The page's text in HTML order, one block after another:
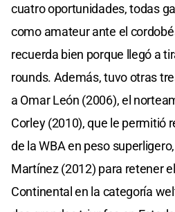
cuatro oportunidades, todas
como amateur ante el
recuerda bien porque llegó a
rounds. Además, tuvo otras
a Omar León (2006), el
Corley (2010), que le permitió
de la WBA en peso
Martínez (2012) para retener
Continental en la categoría